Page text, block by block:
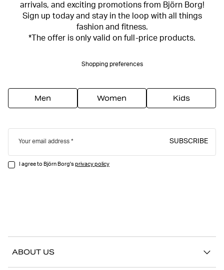
arrivals, and exciting promotions from Björn Borg!
Sign up today and stay in the loop with all things
fashion and fitness.
*The offer is only valid on full-price products.
Shopping preferences
Men Women Kids
Your email address SUBSCRIBE
I agree to Björn Borg'sprivacy policy
ABOUT US